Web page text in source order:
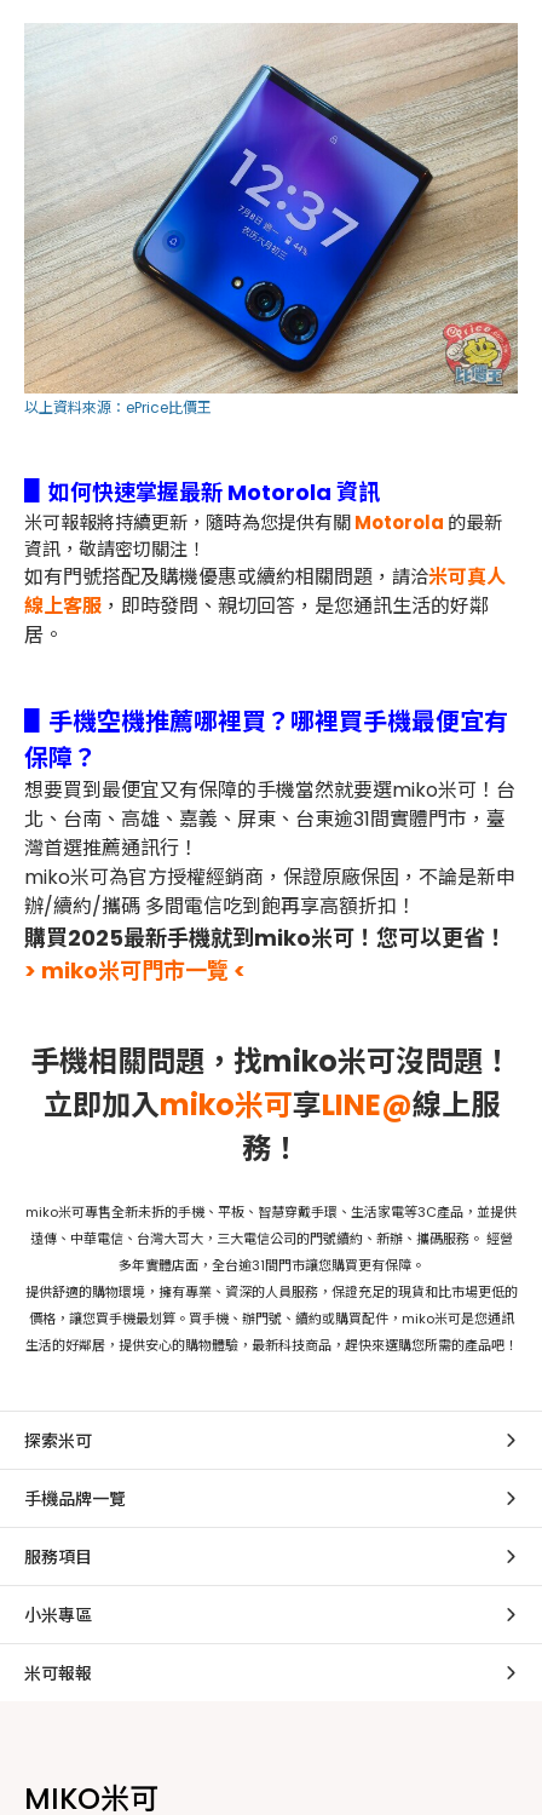
以上資料來源： ePrice比價王
如何快速掌握最新 Motorola 資訊
米可報報將持續更新，隨時為您提供有關Motorola 的最新
資訊，敬請密切關注！
如有門號搭配及購機優惠或續約相關問題， 請洽米可真人
線上客服 ，即時發問、親切回答，是您通訊生活的好鄰
居。
▋手機空機推薦哪裡買？哪裡買手機最便宜有
保障？
想要買到最便宜又有保障的手機當然就要選miko米可！台
北、台南、高雄、嘉義、屏東、台東逾31間實體門市，臺
灣首選推薦通訊行！
miko米可為官方授權經銷商，保證原廠保固，不論是新申
辦/續約/攜碼 多間電信吃到飽再享高額折扣！
購買2025最新手機就到miko米可！您可以更省！
> miko米可門市一覽 <
手機相關問題，找miko米可沒問題！
立即加入miko米可享LINE@線上服
務！
miko米可專售全新未拆的手機、平板、智慧穿戴手環、生活家電等3C產品，並提供
遠傳、中華電信、台灣大哥大，三大電信公司的門號續約、新辦、攜碼服務。 經營
多年實體店面，全台逾31間門市讓您購買更有保障。
提供舒適的購物環境，擁有專業、資深的人員服務，保證充足的現貨和比市場更低的
價格，讓您買手機最划算。買手機、辦門號、續約或購買配件，miko米可是您通訊
生活的好鄰居，提供安心的購物體驗，最新科技商品，趕快來選購您所需的產品吧！
探索米可
手機品牌一覽
服務項目
小米專區
米可報報
MIKO米可